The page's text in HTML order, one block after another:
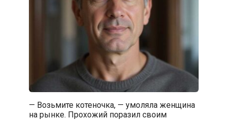
— Возьмите котеночка, — умоляла женщина
на рынке. Прохожий поразил своим